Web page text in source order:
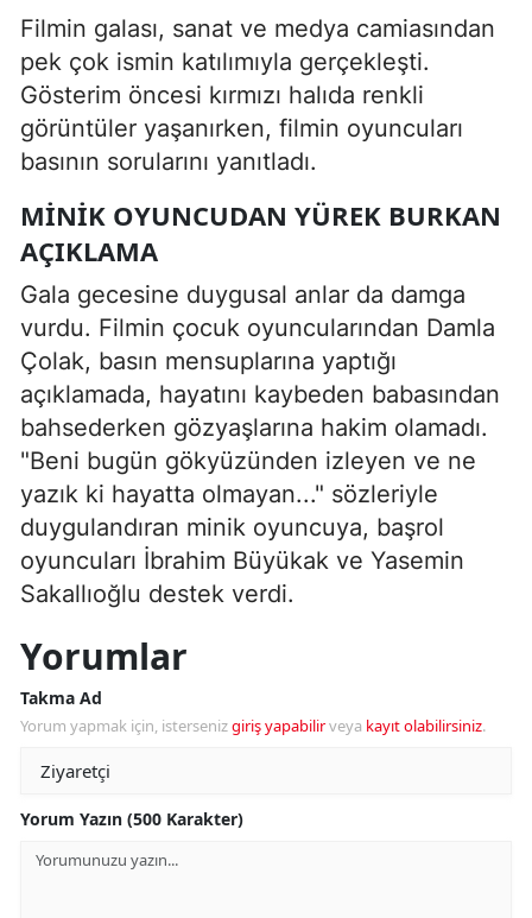
Filmin galası, sanat ve medya camiasından
pek çok ismin katılımıyla gerçekleşti.
Gösterim öncesi kırmızı halıda renkli
görüntüler yaşanırken, filmin oyuncuları
basının sorularını yanıtladı.
MINIK OYUNCUDAN YÜREK BURKAN
AÇIKLAMA
Gala gecesine duygusal anlar da damga
vurdu. Filmin çocuk oyuncularından Damla
Çolak, basın mensuplarına yaptığı
açıklamada, hayatını kaybeden babasından
bahsederken gözyaşlarına hakim olamadı.
"Beni bugün gökyüzünden izleyen ve ne
yazık ki hayatta olmayan..." sözleriyle
duygulandıran minik oyuncuya, başrol
oyuncuları İbrahim Büyükak ve Yasemin
Sakallıoğlu destek verdi.
Yorumlar
Takma Ad
Yorum yapmak için, istersenizgiriş yapabilirveya kayıt olabilirsiniz.
Yorum Yazın (500 Karakter)